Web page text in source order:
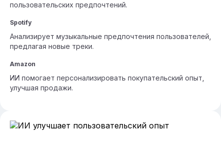
пользовательских предпочтений.
Spotify
Анализирует музыкальные предпочтения пользователей,
предлагая новые треки.
Amazon
ИИ помогает персонализировать покупательский опыт,
улучшая продажи.